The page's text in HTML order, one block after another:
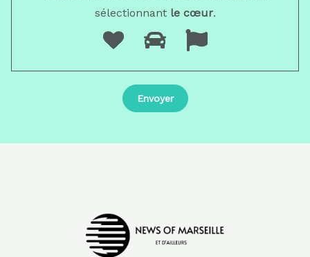
sélectionnantle cœur.